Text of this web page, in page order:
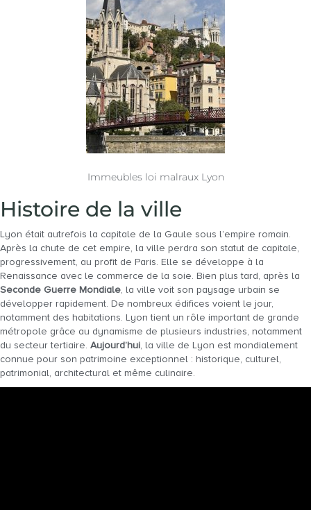
Immeubles loi malraux Lyon
Histoire de la ville
Lyon était autrefois la capitale de la Gaule sous l’empire romain.
Après la chute de cet empire, la ville perdra son statut de capitale,
progressivement, au profit de Paris. Elle se développe à la
Renaissance avec le commerce de la soie. Bien plus tard, après la
Seconde Guerre Mondiale, la ville voit son paysage urbain se
développer rapidement. De nombreux édifices voient le jour,
notamment des habitations. Lyon tient un rôle important de grande
métropole grâce au dynamisme de plusieurs industries, notamment
du secteur tertiaire. Aujourd’hui, la ville de Lyon est mondialement
connue pour son patrimoine exceptionnel : historique, culturel,
patrimonial, architectural et même culinaire.